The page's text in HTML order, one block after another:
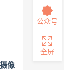
像
公众号
全屏